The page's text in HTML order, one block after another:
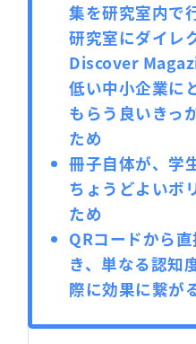
集を研究室内で
研究室にダイレ
Discover
低い中小企業に
もらう良いきっ
ため
冊子自体が、学
ちょうどよいボ
ため
QRコードから
き、単なる認知
際に効果に繋が